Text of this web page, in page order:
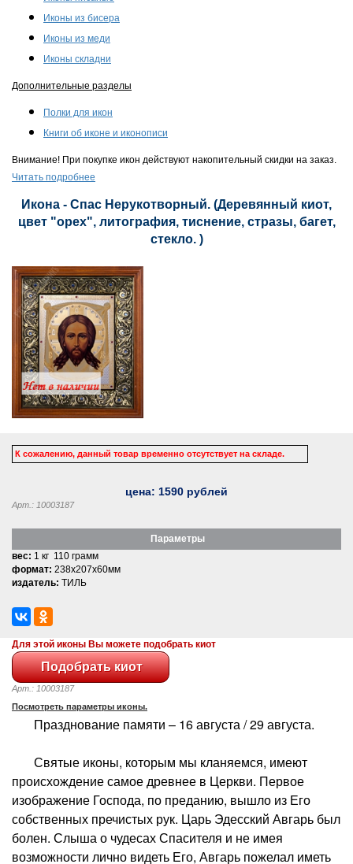
Иконы из бисера
Иконы из меди
Иконы складни
Дополнительные разделы
Полки для икон
Книги об иконе и иконописи
Внимание! При покупке икон действуют накопительный скидки на заказ.
Читать подробнее
Икона - Спас Нерукотворный. (Деревянный киот,
цвет "орех", литография, тиснение, стразы, багет,
стекло. )
К сожалению, данный товар временно отсутствует на складе.
цена: 1590 рублей
Арт.: 10003187
Параметры
вес: 1 кг 110 грамм
формат: 238x207x60мм
издатель: ТИЛЬ
Для этой иконы Вы можете подобрать киот
Арт.: 10003187
Посмотреть параметры иконы.
Празднование памяти – 16 августа / 29 августа.
Святые иконы, которым мы кланяемся, имеют
происхождение самое древнее в Церкви. Первое
изображение Господа, по преданию, вышло из Его
собственных пречистых рук. Царь Эдесский Авгарь был
болен. Слыша о чудесах Спасителя и не имея
возможности лично видеть Его, Авгарь пожелал иметь